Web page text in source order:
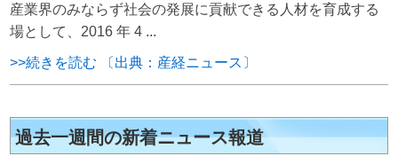
産業界のみならず社会の発展に貢献できる人材を育成する
場として、2016 年 4 ...
>>続きを読む 〔出典：産経ニュース〕
過去一週間の新着ニュース報道